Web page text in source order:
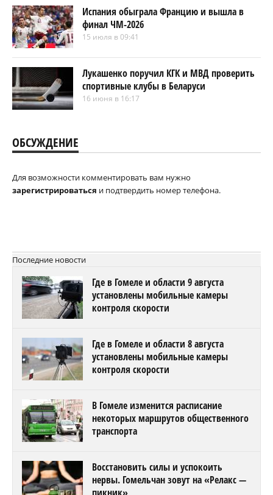
Испания обыграла Францию и вышла в
финал ЧМ-2026
15 июля в 09:41
Лукашенко поручил КГК и МВД проверить
спортивные клубы в Беларуси
16 июня в 16:17
ОБСУЖДЕНИЕ
Для возможности комментировать вам нужно
зарегистрироваться и подтвердить номер телефона.
Последние новости
Где в Гомеле и области 9 августа
установлены мобильные камеры
контроля скорости
Где в Гомеле и области 8 августа
установлены мобильные камеры
контроля скорости
В Гомеле изменится расписание
некоторых маршрутов общественного
транспорта
Восстановить силы и успокоить
нервы. Гомельчан зовут на «Релакс —